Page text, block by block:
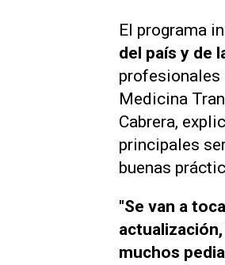
El programa
del país y de
profesionales
Medicina
Cabrera,
principales
buenas
"Se van a
muchos